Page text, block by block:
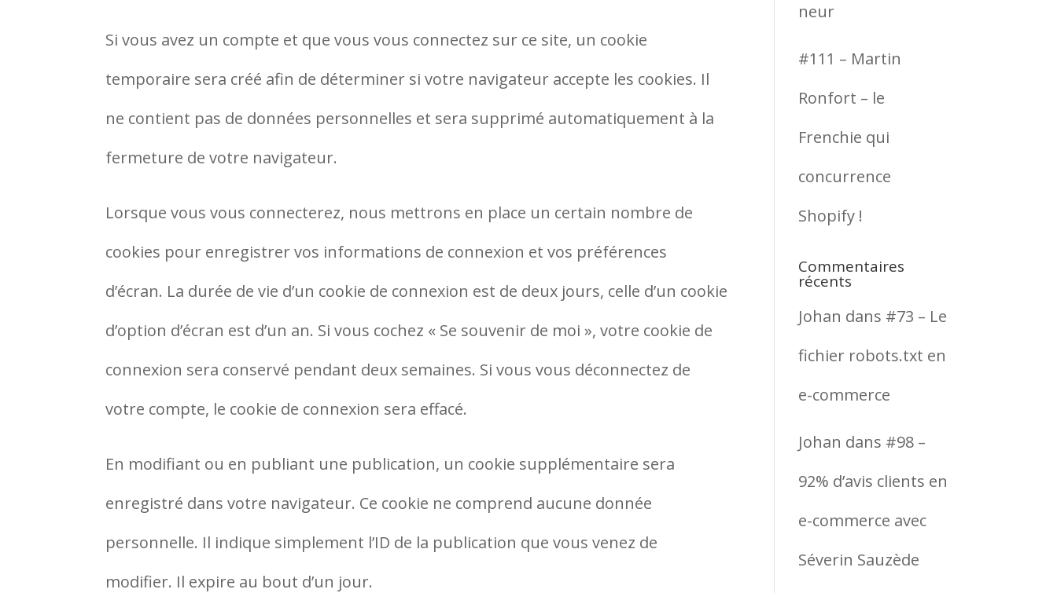
Si vous avez un compte et que vous vous connectez sur ce site, un cookie
temporaire sera créé afin de déterminer si votre navigateur accepte les cookies. Il
ne contient pas de données personnelles et sera supprimé automatiquement à la
fermeture de votre navigateur.
Lorsque vous vous connecterez, nous mettrons en place un certain nombre de
cookies pour enregistrer vos informations de connexion et vos préférences
d’écran. La durée de vie d’un cookie de connexion est de deux jours, celle d’un cookie
d’option d’écran est d’un an. Si vous cochez « Se souvenir de moi », votre cookie de
connexion sera conservé pendant deux semaines. Si vous vous déconnectez de
votre compte, le cookie de connexion sera effacé.
En modifiant ou en publiant une publication, un cookie supplémentaire sera
enregistré dans votre navigateur. Ce cookie ne comprend aucune donnée
personnelle. Il indique simplement l’ID de la publication que vous venez de
modifier. Il expire au bout d’un jour.
neur
#111 – Martin
Ronfort – le
Frenchie qui
concurrence
Shopify !
Commentaires
récents
Johan dans #73 – Le
fichier robots.txt en
e-commerce
Johan dans #98 –
92% d’avis clients en
e-commerce avec
Séverin Sauzède